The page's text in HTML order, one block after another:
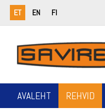
ET EN FI
AVALEHT REHVID